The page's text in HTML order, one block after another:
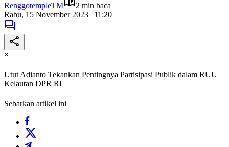
RenggotempleTM
2 min baca
Rabu, 15 November 2023 | 11:20
×
Utut Adianto Tekankan Pentingnya Partisipasi Publik dalam RUU
Kelautan DPR RI
Sebarkan artikel ini